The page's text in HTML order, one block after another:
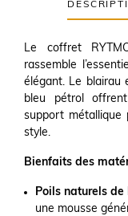
Le coffret
rassemble
élégant. Le blairau
bleu pétrol
support métallique
style.
Bienfaits des
Poils naturels
une mousse